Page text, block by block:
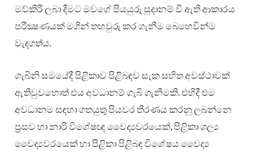
මව්කිරි ලබා දීමට මවගේ පියයුරු සූදානම් වී ඇති ආකාරය
පරීක්‍ෂණයක් මගින් තහවුරු කර ගැනීම බෙහෙවින්ම
වැදගත්ය.
ගැබිනි සමයේදී පිළිකාව පිළිබඳව සැක සහිත අවස්ථාවක්
ඇතිවුවහොත් එය අවධානම් ගැබි ගැනීමකි. එහිදී එම
අවධානම සඳහා ගතයුතු පියවර තීරණය කරනු ලබන්නෙ
ප්‍රසව හා නාරි විශේෂඥ වෛද්‍යවරයෙක්, පිළිකා ශල්‍ය
වෛද්‍යවරයෙක් හා පිළිකා පිළිබඳ විශේෂය වෛද්‍ය